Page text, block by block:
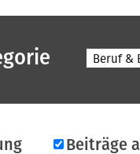
Beruf &
Beiträge